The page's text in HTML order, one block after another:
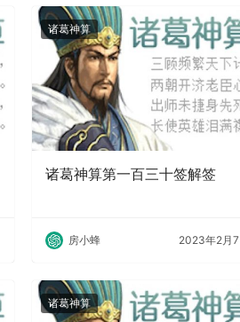
诸葛神算
诸葛神算第一百三十签解签
房小蜂 2023年2月
诸葛神算